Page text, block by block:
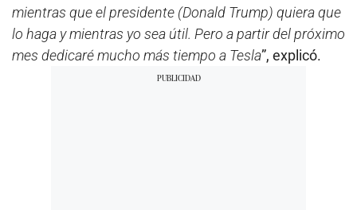
mientras que el presidente (Donald Trump) quiera que
lo haga y mientras yo sea útil. Pero a partir del próximo
mes dedicaré mucho más tiempo a Tesla”, explicó.